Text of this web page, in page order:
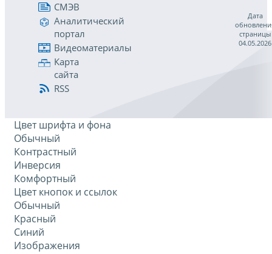
СМЭВ
Аналитический
портал
Видеоматериалы
Карта
сайта
RSS
Дата
страницы
04.05.2026
Цвет шрифта и фона
Обычный
Контрастный
Инверсия
Комфортный
Цвет кнопок и ссылок
Обычный
Красный
Синий
Изображения